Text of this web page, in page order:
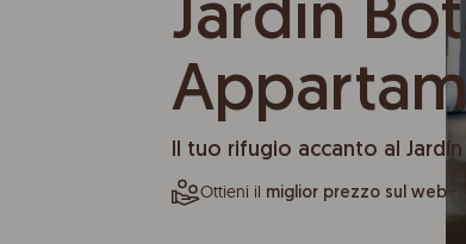
Jardín
Il tuo rifugio accanto al
Ottieni il miglior prezzo sul web